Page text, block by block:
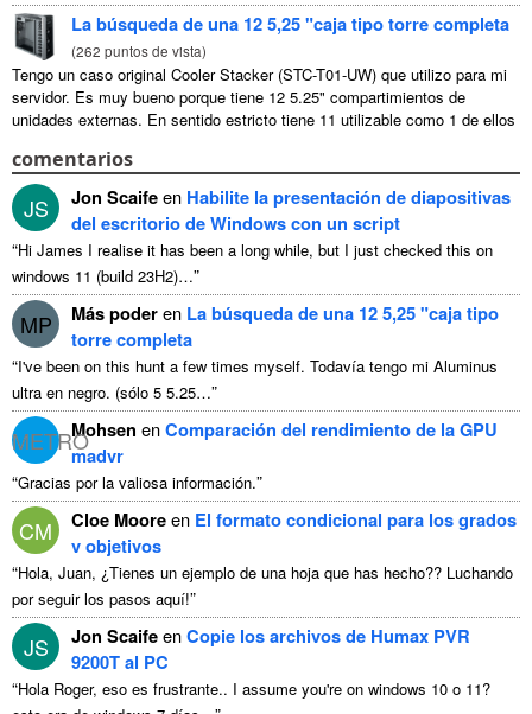
La búsqueda de una 12 5,25 "caja tipo torre completa
(262 puntos de vista)
Tengo un caso original Cooler Stacker (STC-T01-UW) que utilizo para mi
servidor. Es muy bueno porque tiene 12 5.25" compartimientos de
unidades externas. En sentido estricto tiene 11 utilizable como 1 de ellos
comentarios
JS Jon Scaifeen Habilite la presentación de diapositivas
del escritorio de Windows con un script
“Hi James I realise it has been a long while, but I just checked this on
windows 11 (build 23H2)…”
MP Más poderen La búsqueda de una 12 5,25 "caja tipo
torre completa
“I've been on this hunt a few times myself. Todavía tengo mi Aluminus
ultra en negro. (sólo 5 5.25…”
METROMohsen enComparación del rendimiento de la GPU
madvr
“Gracias por la valiosa información.”
CM Cloe Mooreen El formato condicional para los grados
v objetivos
“Hola, Juan, ¿Tienes un ejemplo de una hoja que has hecho?? Luchando
por seguir los pasos aquí!”
JS Jon ScaifeenCopie los archivos de Humax PVR
9200T al PC
“Hola Roger, eso es frustrante.. I assume you're on windows 10 o 11?